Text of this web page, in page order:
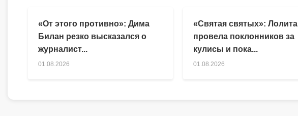
«От этого противно»: Дима
Билан резко высказался о
журналист...
01.08.2026
«Святая святых»: Лолита
провела поклонников за
кулисы и пока...
01.08.2026